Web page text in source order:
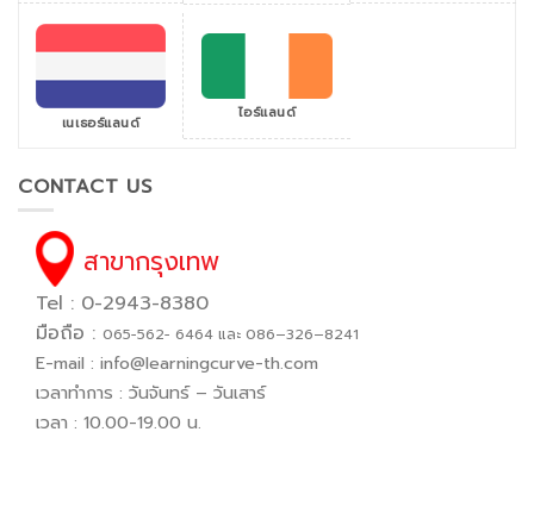
เนเธอร์แลนด์ ไอร์แลนด์
CONTACT US
สาขากรุงเทพ
Tel : 0-2943-8380
มือถือ : 065−562− 6464 และ 086–326–8241
E-mail : info@learningcurve-th.com
เวลาทำการ : วันจันทร์ – วันเสาร์
เวลา : 10.00-19.00 น.